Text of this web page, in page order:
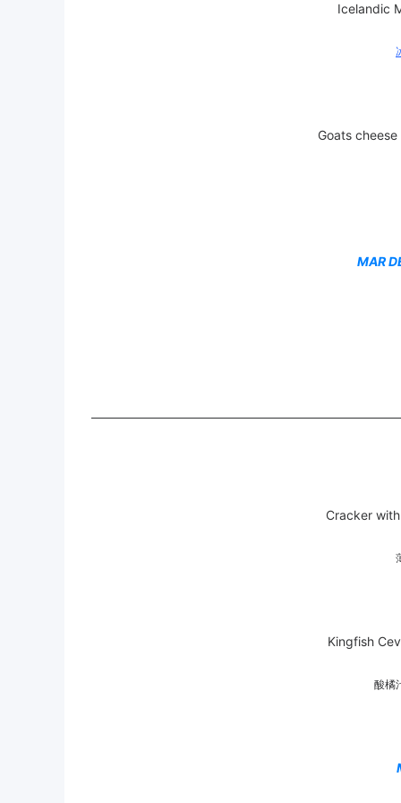
Icelandic
Goats
MAR
Cracker
Kingfish
酸橘